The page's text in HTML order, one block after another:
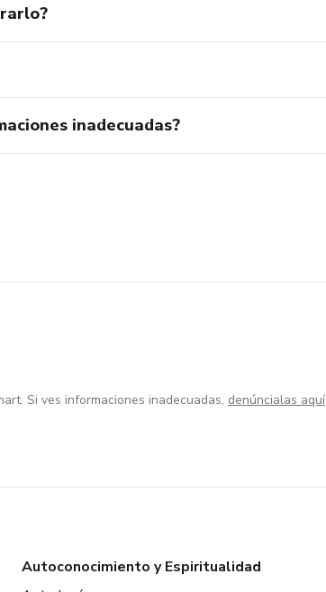
inadecuadas?
Si ves informaciones inadecuadas, denúncialas aquí
Autoconocimiento y Espiritualidad